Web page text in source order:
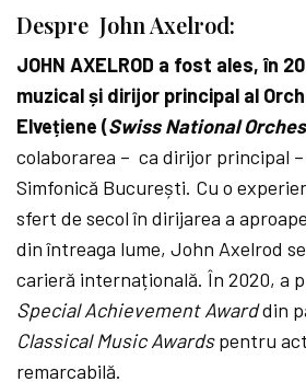
Despre John Axelrod:
JOHN AXELROD a fost ales, în
muzical și dirijor principal al
Elvețiene (Swiss National
colaborarea – ca dirijor principal
Simfonică București. Cu o
sfert de secol în dirijarea a
din întreaga lume, John Axelrod
carieră internațională. În 2020, a
Special Achievement Awarddin
Classical Music Awardspentru
remarcabilă.